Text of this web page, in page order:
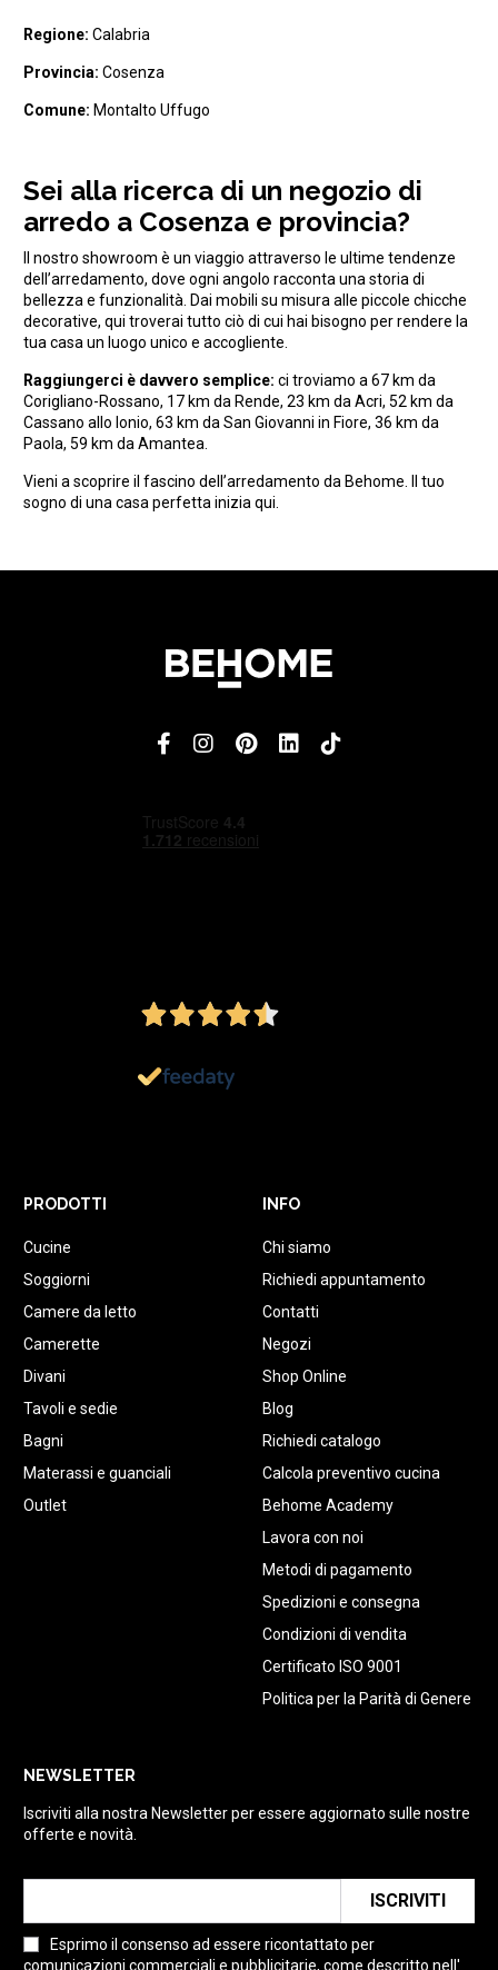
Regione: Calabria
Provincia: Cosenza
Comune: Montalto Uffugo
Sei alla ricerca di un negozio di
arredo a Cosenza e provincia?
Il nostro showroom è un viaggio attraverso le ultime tendenze
dell’arredamento, dove ogni angolo racconta una storia di
bellezza e funzionalità. Dai mobili su misura alle piccole chicche
decorative, qui troverai tutto ciò di cui hai bisogno per rendere la
tua casa un luogo unico e accogliente.
Raggiungerci è davvero semplice: ci troviamo a 67 km da
Corigliano-Rossano, 17 km da Rende, 23 km da Acri, 52 km da
Cassano allo Ionio, 63 km da San Giovanni in Fiore, 36 km da
Paola, 59 km da Amantea.
Vieni a scoprire il fascino dell’arredamento da Behome. Il tuo
sogno di una casa perfetta inizia qui.
PRODOTTI
Cucine
Soggiorni
Camere da letto
Camerette
Divani
Tavoli e sedie
Bagni
Materassi e guanciali
Outlet
INFO
Chi siamo
Richiedi appuntamento
Contatti
Negozi
Shop Online
Blog
Richiedi catalogo
Calcola preventivo cucina
Behome Academy
Lavora con noi
Metodi di pagamento
Spedizioni e consegna
Condizioni di vendita
Certificato ISO 9001
Politica per la Parità di Genere
NEWSLETTER
Iscriviti alla nostra Newsletter per essere aggiornato sulle nostre
offerte e novità.
ISCRIVITI
Esprimo il consenso ad essere ricontattato per
comunicazioni commerciali e pubblicitarie, come descritto nell'